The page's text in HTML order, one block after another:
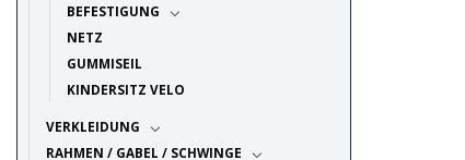
BEFESTIGUNG
NETZ
GUMMISEIL
KINDERSITZ VELO
VERKLEIDUNG
RAHMEN / GABEL / SCHWINGE